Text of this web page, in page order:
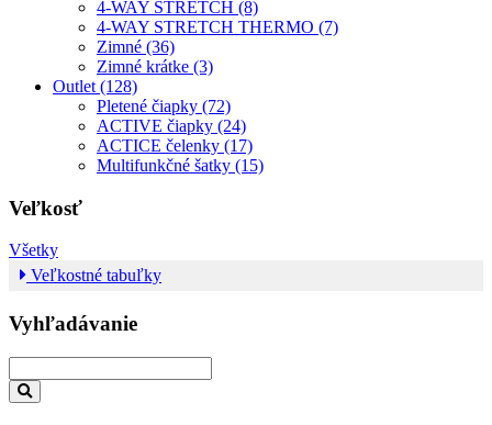
4-WAY STRETCH (8)
4-WAY STRETCH THERMO (7)
Zimné (36)
Zimné krátke (3)
Outlet (128)
Pletené čiapky (72)
ACTIVE čiapky (24)
ACTICE čelenky (17)
Multifunkčné šatky (15)
Veľkosť
Všetky
Veľkostné tabuľky
Vyhľadávanie